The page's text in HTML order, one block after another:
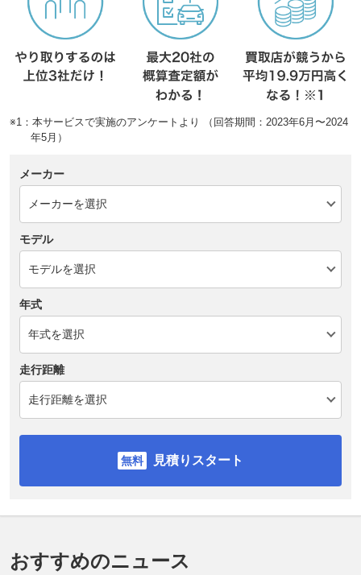
※1：本サービスで実施のアンケートより （回答期間：2023年6月〜2024
年5月）
メーカー
モデル
年式
走行距離
見積りスタート
おすすめのニュース